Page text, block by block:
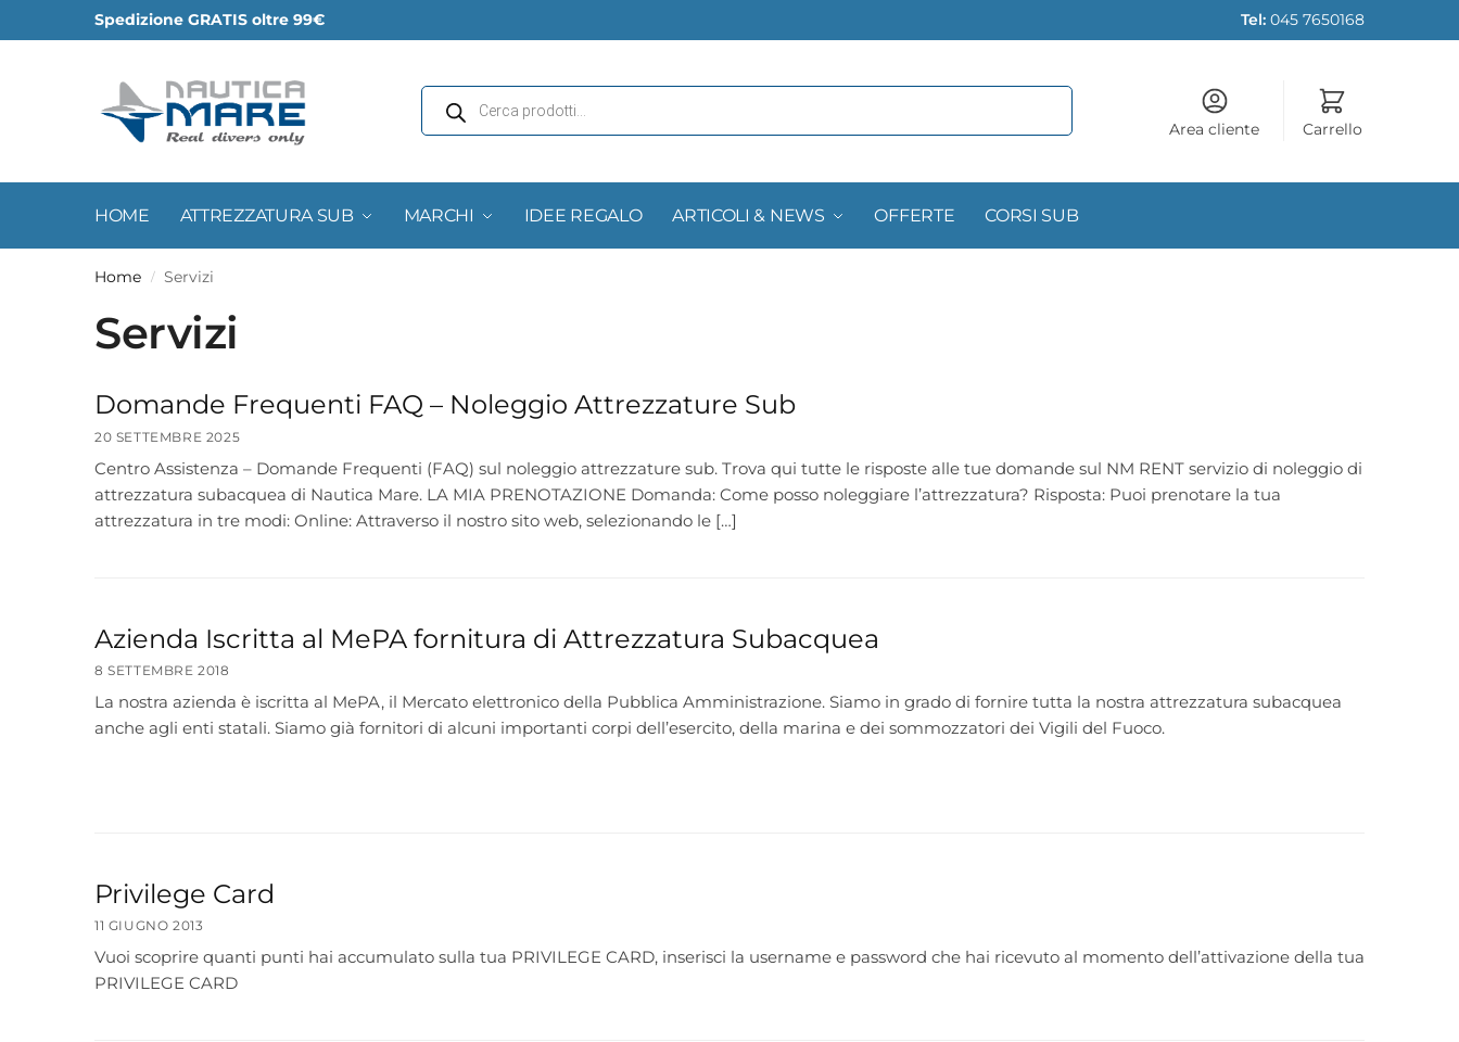
Spedizione GRATIS oltre 99€ Tel: 045 7650168
Area cliente Carrello
HOME ATTREZZATURA SUB MARCHI IDEE REGALO ARTICOLI & NEWS OFFERTE CORSI SUB
Home / Servizi
Servizi
Domande Frequenti FAQ – Noleggio Attrezzature Sub
20 SETTEMBRE 2025
Centro Assistenza – Domande Frequenti (FAQ) sul noleggio attrezzature sub. Trova qui tutte le risposte alle tue domande sul NM RENT servizio di noleggio di
attrezzatura subacquea di Nautica Mare. LA MIA PRENOTAZIONE Domanda: Come posso noleggiare l’attrezzatura? Risposta: Puoi prenotare la tua
attrezzatura in tre modi: Online: Attraverso il nostro sito web, selezionando le […]
Azienda Iscritta al MePA fornitura di Attrezzatura Subacquea
8 SETTEMBRE 2018
La nostra azienda è iscritta al MePA, il Mercato elettronico della Pubblica Amministrazione. Siamo in grado di fornire tutta la nostra attrezzatura subacquea
anche agli enti statali. Siamo già fornitori di alcuni importanti corpi dell’esercito, della marina e dei sommozzatori dei Vigili del Fuoco.
Privilege Card
11 GIUGNO 2013
Vuoi scoprire quanti punti hai accumulato sulla tua PRIVILEGE CARD, inserisci la username e password che hai ricevuto al momento dell’attivazione della tua
PRIVILEGE CARD